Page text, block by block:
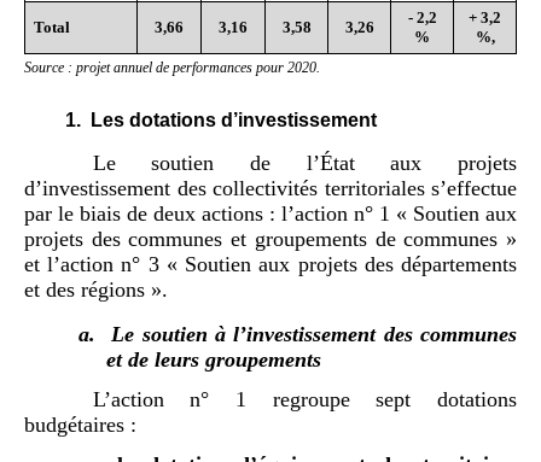
Total 3,66 3,16 3,58 3,26
- 2,2
%
+ 3,2
%,
Source : projetannuel de performances pour 2020.
1. Les dotations d’investissement
Le soutien de l’État aux projets
d’investissement des collectivités territoriales s’effectue
par le biais de deux actions : l’action n° 1 « Soutien aux
projets des communes et groupements de communes »
et l’action n° 3 « Soutien aux projets des départements
et des régions ».
a.
Le soutien à l’investissement des communes
et de leurs groupements
L’action n° 1 regroupe sept dotations
budgétaires :